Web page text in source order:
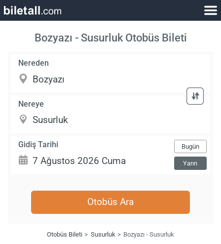
Bozyazı - Susurluk Otobüs Bileti
Nereden
Nereye
Gidiş Tarihi Bugün
Yarın
Otobüs Ara
Otobüs Bileti Susurluk Bozyazı - Susurluk